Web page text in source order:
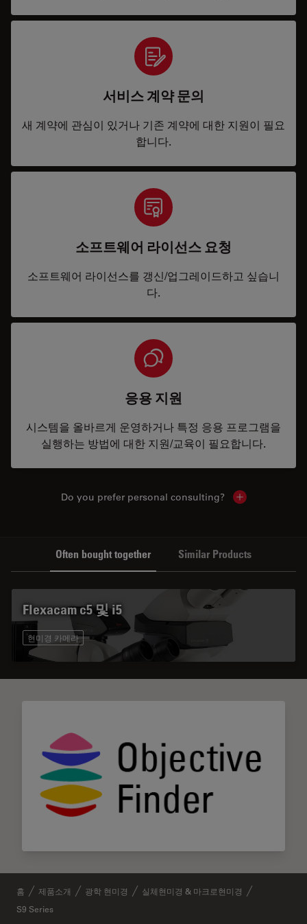
서비스 계약 문의
새 계약에 관심이 있거나 기존 계약에 대한 지원이 필요
합니다.
소프트웨어 라이선스 요청
소프트웨어 라이선스를 갱신/업그레이드하고 싶습니
다.
응용 지원
시스템을 올바르게 운영하거나 특정 응용 프로그램을
실행하는 방법에 대한 지원/교육이 필요합니다.
Do you prefer personal consulting? Show local
Often bought together Similar Products
Flexacam c5 및 i5
현미경 카메라
홈 제품소개 광학 현미경
실체현미경 & 마크로현미경
S9 Series